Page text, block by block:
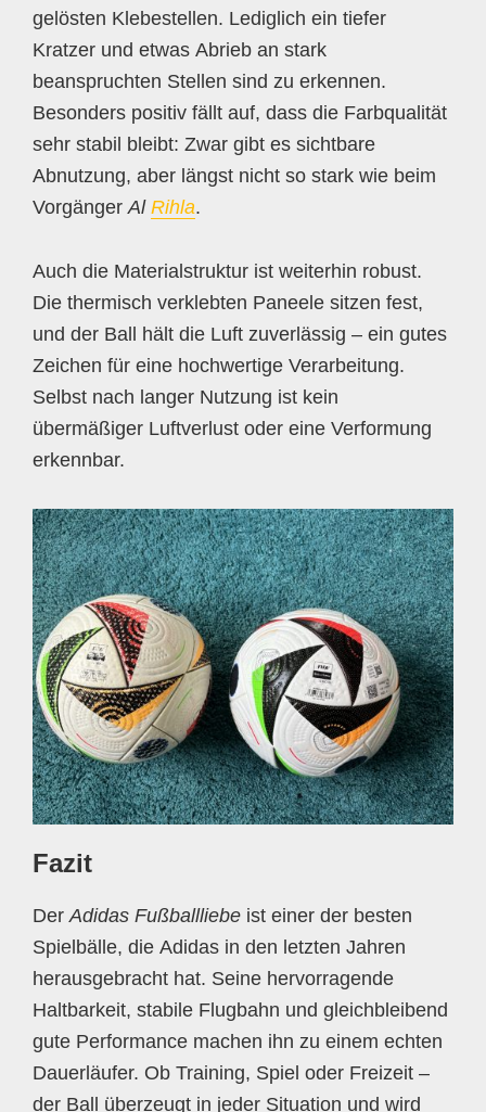
gelösten Klebestellen. Lediglich ein tiefer
Kratzer und etwas Abrieb an stark
beanspruchten Stellen sind zu erkennen.
Besonders positiv fällt auf, dass die Farbqualität
sehr stabil bleibt: Zwar gibt es sichtbare
Abnutzung, aber längst nicht so stark wie beim
VorgängerAl Rihla.
Auch die Materialstruktur ist weiterhin robust.
Die thermisch verklebten Paneele sitzen fest,
und der Ball hält die Luft zuverlässig – ein gutes
Zeichen für eine hochwertige Verarbeitung.
Selbst nach langer Nutzung ist kein
übermäßiger Luftverlust oder eine Verformung
erkennbar.
Fazit
Der Adidas Fußballliebe ist einer der besten
Spielbälle, die Adidas in den letzten Jahren
herausgebracht hat. Seine hervorragende
Haltbarkeit, stabile Flugbahn und gleichbleibend
gute Performance machen ihn zu einem echten
Dauerläufer. Ob Training, Spiel oder Freizeit –
der Ball überzeugt in jeder Situation und wird